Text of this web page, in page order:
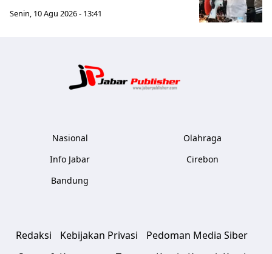
Senin, 10 Agu 2026 - 13:41
Nasional
Info Jabar
Bandung
Olahraga
Cirebon
Redaksi Kebijakan Privasi
Pedoman Media Siber